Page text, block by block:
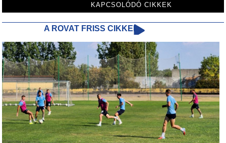
KAPCSOLÓDÓ CIKKEK
A ROVAT FRISS CIKKEI